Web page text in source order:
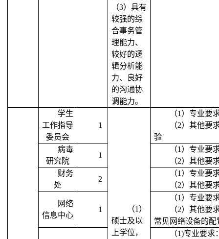
（3）具有
较强的综
合事务管
理能力、
较好的逻
辑分析能
力、良好
的沟通协
调能力。
学生
工作指导
委员会
1
（1 ）
硕士及以
上学位，
（1 ）专业要
（2）其他要
验
病毒
研究院
1
（1 ）专业要
（2）其他要
财务
处
2
（1 ）专业要
（2）其他要
网络
信息中心
1
（1 ）专业要
（2）其他要
常见网络设备的配
（1)专业要求